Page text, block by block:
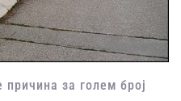
за голем број